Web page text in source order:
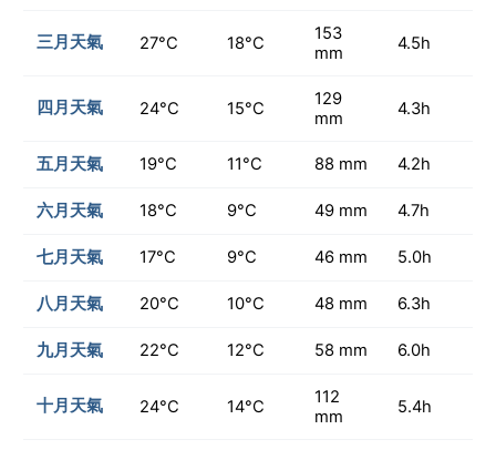
三月天氣 27°C 18°C
153
mm
4.5h
四月天氣 24°C 15°C
129
mm
4.3h
五月天氣 19°C 11°C 88 mm 4.2h
六月天氣 18°C 9°C 49 mm 4.7h
七月天氣 17°C 9°C 46 mm 5.0h
八月天氣 20°C 10°C 48 mm 6.3h
九月天氣 22°C 12°C 58 mm 6.0h
十月天氣 24°C 14°C
112
mm
5.4h